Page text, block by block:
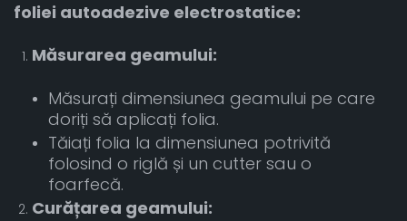
foliei autoadezive electrostatice:
Măsurarea geamului:
Măsurați dimensiunea geamului pe care
doriți să aplicați folia.
Tăiați folia la dimensiunea potrivită
folosind o riglă și un cutter sau o
foarfecă.
Curățarea geamului: